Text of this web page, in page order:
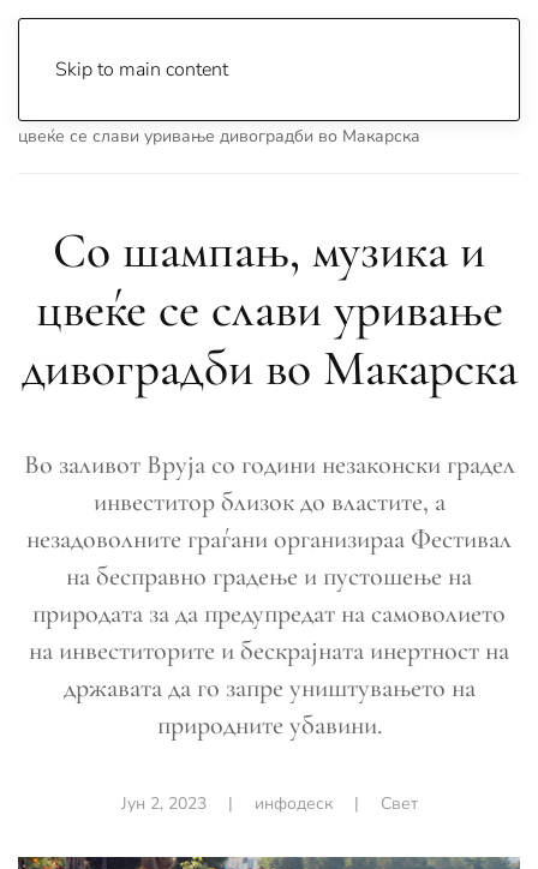
Skip to main content
цвеќе се слави уривање дивоградби во Макарска
Со шампањ, музика и
цвеќе се слави уривање
дивоградби во Макарска
Во заливот Вруја со години незаконски градел
инвеститор близок до властите, а
незадоволните граѓани организираа Фестивал
на бесправно градење и пустошење на
природата за да предупредат на самоволието
на инвеститорите и бескрајната инертност на
државата да го запре уништувањето на
природните убавини.
Јун 2, 2023| инфодеск| Свет